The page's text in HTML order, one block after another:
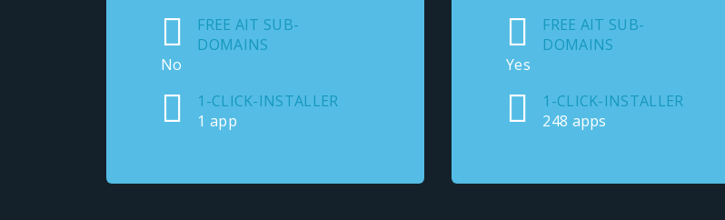
FREE AIT SUB-
DOMAINS
No
1-CLICK-INSTALLER
1 app
FREE AIT SUB-
DOMAINS
Yes
1-CLICK-INSTALLER
248 apps